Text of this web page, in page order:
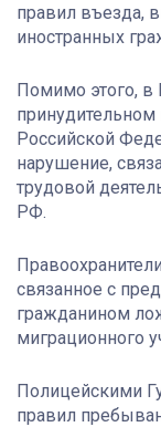
правил въезда,
иностранных
Помимо этого, в
принудительном
Российской
нарушение,
трудовой
РФ.
связанное с
гражданином
миграционного
Полицейскими
правил